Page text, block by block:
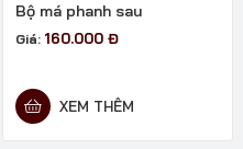
Bộ má phanh sau
Giá: 160.000 Đ
XEM THÊM